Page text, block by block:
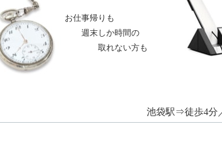
お仕事帰りも
週末しか時間の
取れない方も
池袋駅⇒徒歩4分